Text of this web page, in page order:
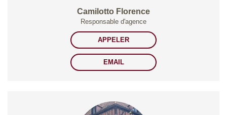
Camilotto Florence
Responsable d'agence
APPELER
EMAIL